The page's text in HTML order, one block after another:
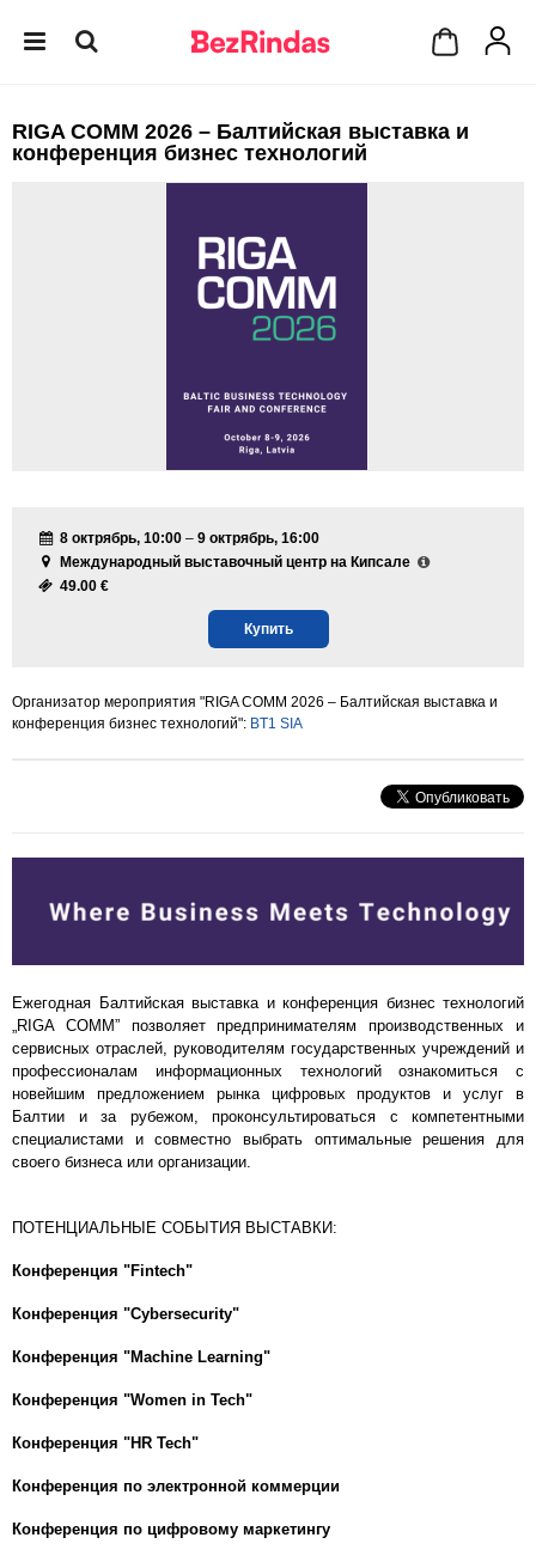
RIGA COMM 2026 – Балтийская выставка и
конференция бизнес технологий
8 октрябрь, 10:00– 9 октрябрь, 16:00
Международный выставочный центр на Кипсале
49.00 €
Купить
Организатор мероприятия "RIGA COMM 2026 – Балтийская выставка и
конференция бизнес технологий": BT1 SIA
Ежегодная Балтийская выставка и конференция бизнес технологий
„RIGA COMM” позволяет предпринимателям производственных и
сервисных отраслей, руководителям государственных учреждений и
профессионалам информационных технологий ознакомиться с
новейшим предложением рынка цифровых продуктов и услуг в
Балтии и за рубежом, проконсультироваться с компетентными
специалистами и совместно выбрать оптимальные решения для
своего бизнеса или организации.
ПОТЕНЦИАЛЬНЫЕ СОБЫТИЯ ВЫСТАВКИ:
Конференция "Fintech"
Конференция "Cybersecurity"
Конференция "Machine Learning"
Конференция "Women in Tech"
Конференция "HR Tech"
Конференция по электронной коммерции
Конференция по цифровому маркетингу